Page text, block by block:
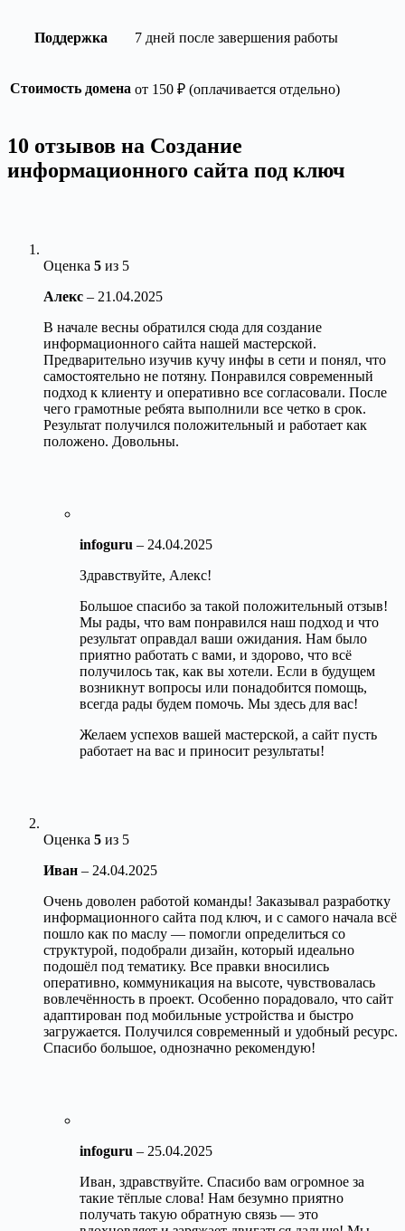
Поддержка 7 дней после завершения работы
Стоимость домена от 150 ₽ (оплачивается отдельно)
10 отзывов на Создание
информационного сайта под ключ
Оценка 5 из 5
Алекс – 21.04.2025
В начале весны обратился сюда для создание
информационного сайта нашей мастерской.
Предварительно изучив кучу инфы в сети и понял, что
самостоятельно не потяну. Понравился современный
подход к клиенту и оперативно все согласовали. После
чего грамотные ребята выполнили все четко в срок.
Результат получился положительный и работает как
положено. Довольны.
infoguru – 24.04.2025
Здравствуйте, Алекс!
Большое спасибо за такой положительный отзыв!
Мы рады, что вам понравился наш подход и что
результат оправдал ваши ожидания. Нам было
приятно работать с вами, и здорово, что всё
получилось так, как вы хотели. Если в будущем
возникнут вопросы или понадобится помощь,
всегда рады будем помочь. Мы здесь для вас!
Желаем успехов вашей мастерской, а сайт пусть
работает на вас и приносит результаты!
Оценка 5 из 5
Иван – 24.04.2025
Очень доволен работой команды! Заказывал разработку
информационного сайта под ключ, и с самого начала всё
пошло как по маслу — помогли определиться со
структурой, подобрали дизайн, который идеально
подошёл под тематику. Все правки вносились
оперативно, коммуникация на высоте, чувствовалась
вовлечённость в проект. Особенно порадовало, что сайт
адаптирован под мобильные устройства и быстро
загружается. Получился современный и удобный ресурс.
Спасибо большое, однозначно рекомендую!
infoguru – 25.04.2025
Иван, здравствуйте. Спасибо вам огромное за
такие тёплые слова! Нам безумно приятно
получать такую обратную связь — это